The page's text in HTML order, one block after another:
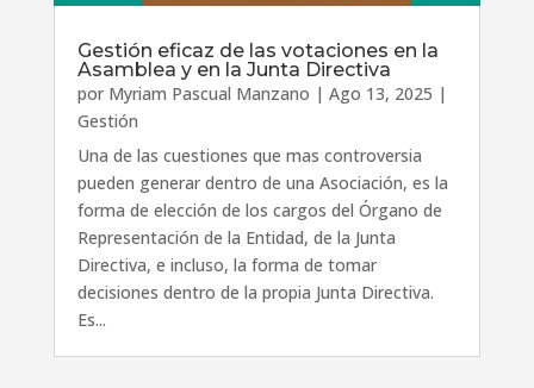
Gestión eficaz de las votaciones en la
Asamblea y en la Junta Directiva
por Myriam Pascual Manzano | Ago 13, 2025 |
Gestión
Una de las cuestiones que mas controversia
pueden generar dentro de una Asociación, es la
forma de elección de los cargos del Órgano de
Representación de la Entidad, de la Junta
Directiva, e incluso, la forma de tomar
decisiones dentro de la propia Junta Directiva.
Es...